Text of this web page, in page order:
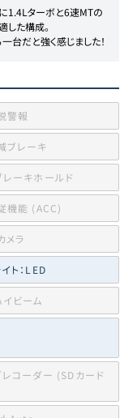
1.4Lターボと6速MTの
た構成。
台だと強く感じました！
警報
ブレーキ
レーキホールド
機能 (ACC)
メラ
ト：LED
イビーム
レコーダー (SDカード